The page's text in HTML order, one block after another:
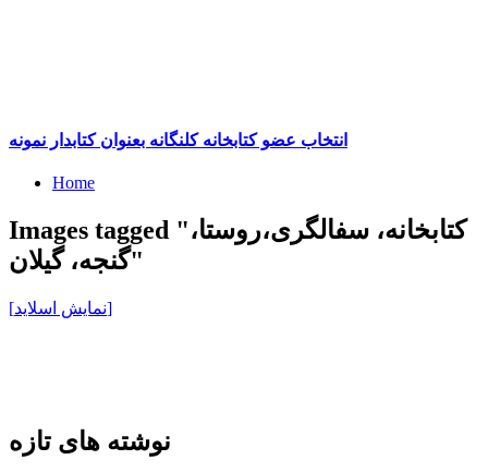
انتخاب عضو کتابخانه کلنگانه بعنوان کتابدار نمونه
Home
Images tagged "کتابخانه، سفالگری،روستا،
گنجه، گیلان"
[نمایش اسلاید]
نوشته های تازه